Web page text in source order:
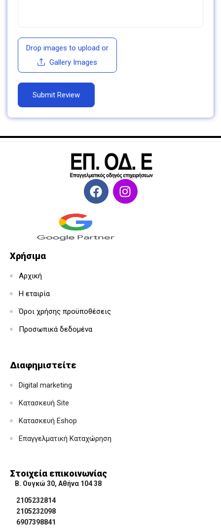
Drop images to upload or
Gallery Images
Χρήσιμα
Αρχική
Η εταιρία
Όροι χρήσης προϋποθέσεις
Προσωπικά δεδομένα
Διαφημιστείτε
Digital marketing
Κατασκευή Site
Κατασκευή Eshop
Επαγγελματική Καταχώρηση
Στοιχεία επικοινωνίας
Β. Ουγκώ 30, Αθήνα 104 38
2105232814
2105232098
6907398841